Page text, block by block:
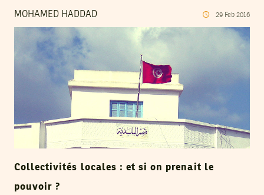
MOHAMED HADDAD 29 Feb 2016
Collectivités locales : et si on prenait le
pouvoir ?